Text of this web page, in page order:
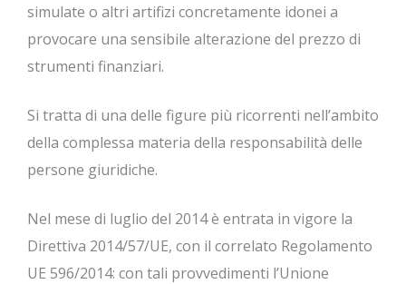
simulate o altri artifizi concretamente idonei a
provocare una sensibile alterazione del prezzo di
strumenti finanziari.
Si tratta di una delle figure più ricorrenti nell’ambito
della complessa materia della responsabilità delle
persone giuridiche.
Nel mese di luglio del 2014 è entrata in vigore la
Direttiva 2014/57/UE, con il correlato Regolamento
UE 596/2014: con tali provvedimenti l’Unione